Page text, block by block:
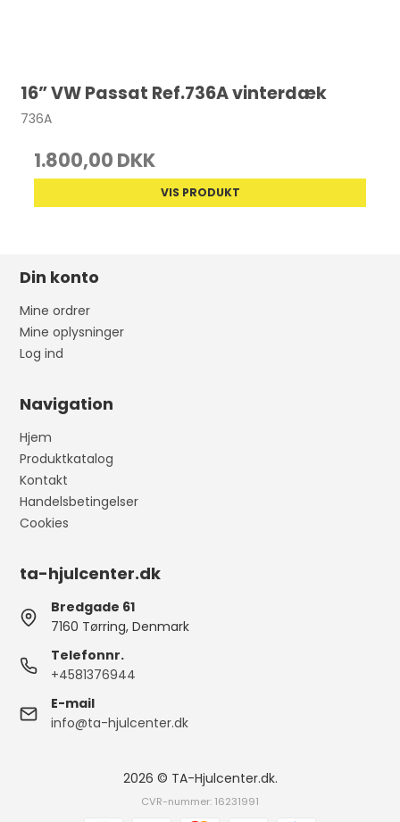
16” VW Passat Ref.736A vinterdæk
736A
1.800,00 DKK
VIS PRODUKT
Din konto
Mine ordrer
Mine oplysninger
Log ind
Navigation
Hjem
Produktkatalog
Kontakt
Handelsbetingelser
Cookies
ta-hjulcenter.dk
Bredgade 61
7160 Tørring, Denmark
Telefonnr.
+4581376944
E-mail
info@ta-hjulcenter.dk
2026 © TA-Hjulcenter.dk.
CVR-nummer: 16231991